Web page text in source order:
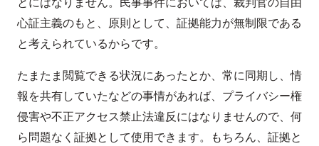
心証主義のもと、原則として、証拠能力が無制限である
と考えられているからです。
たまたま閲覧できる状況にあったとか、常に同期し、情
報を共有していたなどの事情があれば、プライバシー権
侵害や不正アクセス禁止法違反にはなりませんので、何
ら問題なく証拠として使用できます。もちろん、証拠と